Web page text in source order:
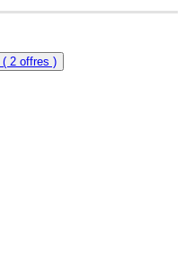
( 2 offres )